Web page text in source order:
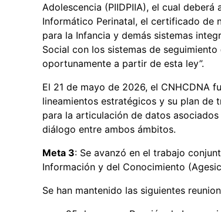
Adolescencia (PIIDPIIA), el cual
Informático Perinatal, el certificado de
para la Infancia y demás sistemas
Social con los sistemas de
oportunamente a partir de esta ley”.
El 21 de mayo de 2026, el CNHCDNA
lineamientos estratégicos y su plan
para la articulación de datos
diálogo entre ambos ámbitos.
Meta 3: Se avanzó en el trabajo
Información y del Conocimiento
Se han mantenido las siguientes